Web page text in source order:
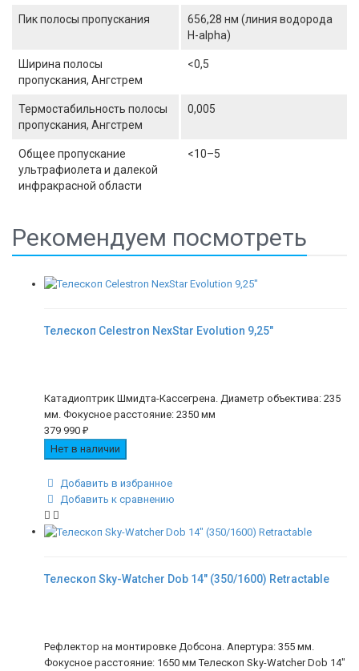
Пик полосы пропускания
656,28 нм (линия водорода
H-alpha)
Ширина полосы
пропускания, Ангстрем
<0,5
Термостабильность полосы
пропускания, Ангстрем
0,005
Общее пропускание
ультрафиолета и далекой
инфракрасной области
<10–5
Рекомендуем посмотреть
Телескоп Celestron NexStar Evolution 9,25"
Катадиоптрик Шмидта-Кассегрена. Диаметр объектива: 235
мм. Фокусное расстояние: 2350 мм
379 990 ₽
Нет в наличии
Добавить в избранное
Добавить к сравнению
Телескоп Sky-Watcher Dob 14" (350/1600) Retractable
Рефлектор на монтировке Добсона. Апертура: 355 мм.
Фокусное расстояние: 1650 мм Телескоп Sky-Watcher Dob 14"